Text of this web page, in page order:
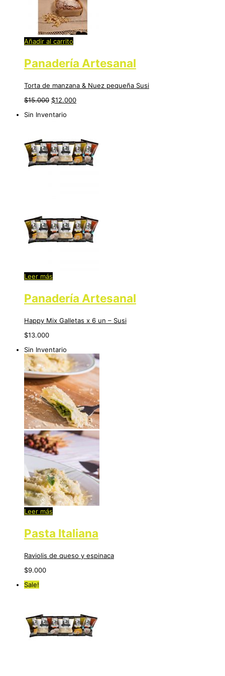
Añadir al carrito
Panadería Artesanal
Torta de manzana & Nuez pequeña Susi
$15.000 $12.000
Sin Inventario
Leer más
Panadería Artesanal
Happy Mix Galletas x 6 un – Susi
$13.000
Sin Inventario
Leer más
Pasta Italiana
Raviolis de queso y espinaca
$9.000
Sale!